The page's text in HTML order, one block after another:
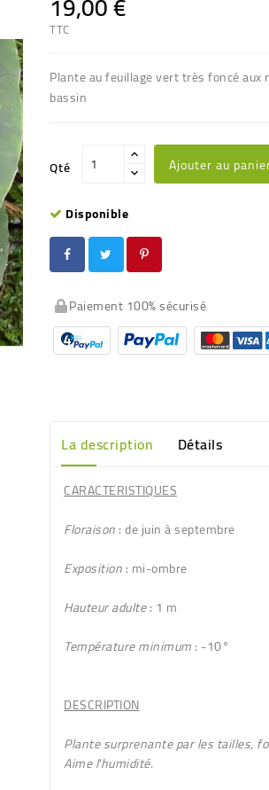
TTC
Plante au feuillage vert très foncé
bassin
Qté Ajouter au
Disponible
Paiement 100% sécurisé
La description Détails
CARACTERISTIQUES
Floraison: de juin à septembre
Exposition: mi-ombre
Hauteur adulte: 1 m
Température minimum: -10°
DESCRIPTION
Plante surprenante par les tailles,
Aime l'humidité.